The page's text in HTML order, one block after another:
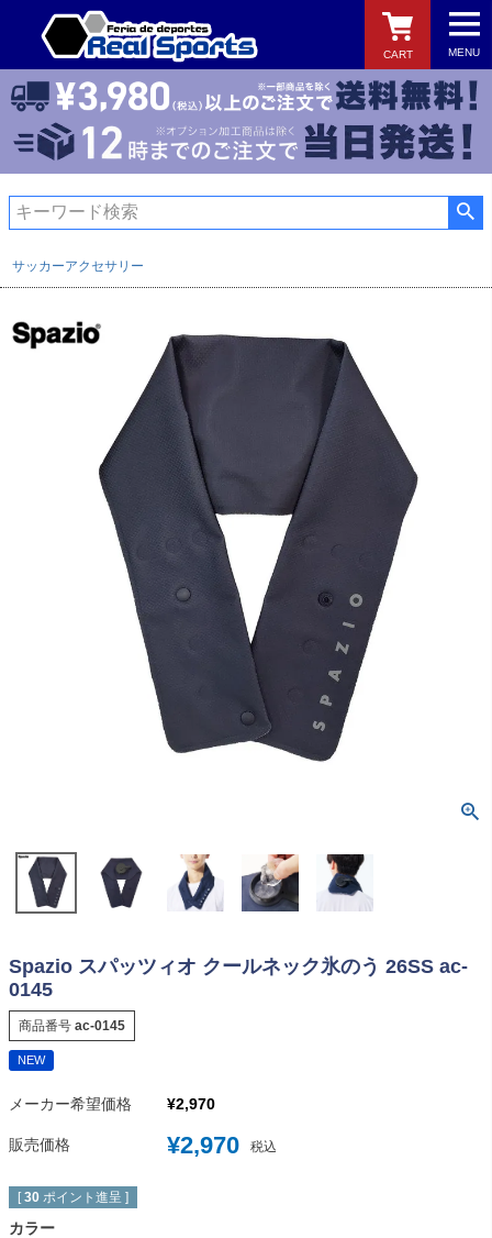
MENU
CART
検索
サッカーアクセサリー
Spazio スパッツィオ クールネック氷のう 26SS ac-
0145
商品番号 ac-0145
NEW
メーカー希望価格 ¥2,970
販売価格 ¥2,970 税込
[ 30 ポイント進呈 ]
カラー